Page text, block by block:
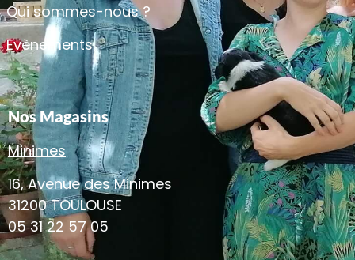
Qui sommes-nous ?
Evènements
Nos Magasins
Minimes
16, Avenue des Minimes
31200 TOULOUSE
05 31 22 57 05